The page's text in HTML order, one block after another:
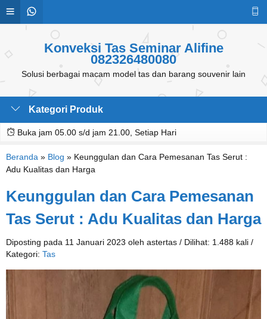
Konveksi Tas Seminar Alifine
082326480080
Solusi berbagai macam model tas dan barang souvenir lain
Kategori Produk
Buka jam 05.00 s/d jam 21.00, Setiap Hari
Beranda » Blog » Keunggulan dan Cara Pemesanan Tas Serut :
Adu Kualitas dan Harga
Keunggulan dan Cara Pemesanan
Tas Serut : Adu Kualitas dan Harga
Diposting pada 11 Januari 2023 oleh astertas / Dilihat: 1.488 kali /
Kategori: Tas